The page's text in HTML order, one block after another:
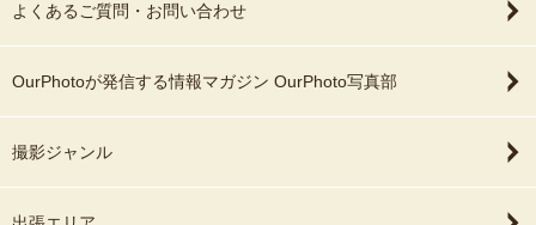
よくあるご質問・お問い合わせ
OurPhotoが発信する情報マガジン OurPhoto写真部
撮影ジャンル